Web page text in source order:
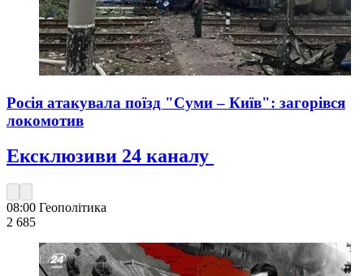
Росія атакувала поїзд "Суми – Київ": загорівся
локомотив
Ексклюзиви 24 каналу
08:00 Геополітика
2 685